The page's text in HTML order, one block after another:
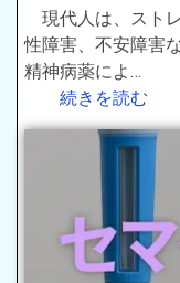
現代人は、スト
性障害、不安障害
精神病薬によ…
続きを読む